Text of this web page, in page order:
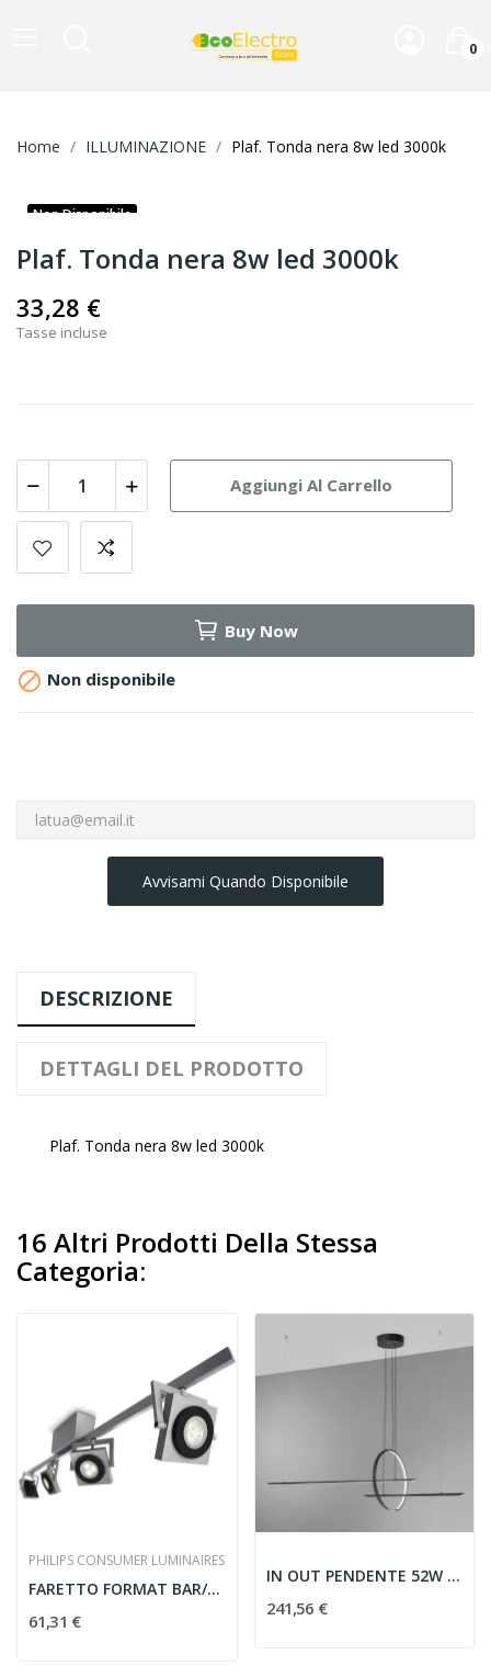
0
Home ILLUMINAZIONE Plaf. Tonda nera 8w led 3000k
Non Disponibile
Plaf. Tonda nera 8w led 3000k
33,28 €
Tasse incluse
Aggiungi Al Carrello
Buy Now
 Non disponibile
Avvisami Quando Disponibile
DESCRIZIONE
DETTAGLI DEL PRODOTTO
Plaf. Tonda nera 8w led 3000k
16 Altri Prodotti Della Stessa
Categoria:
PHILIPS CONSUMER LUMINAIRES
FARETTO FORMAT BAR/TUBE LED 4X7.5W GRIGIO -...
61,31 €
IN OUT PENDENTE 52W 2175LM 3000K NERO - VIVIDA...
241,56 €